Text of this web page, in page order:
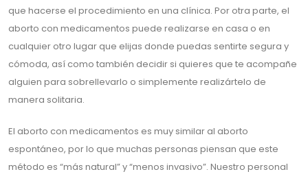
que hacerse el procedimiento en una clínica. Por otra parte, el
aborto con medicamentos puede realizarse en casa o en
cualquier otro lugar que elijas donde puedas sentirte segura y
cómoda, así como también decidir si quieres que te acompañe
alguien para sobrellevarlo o simplemente realizártelo de
manera solitaria.
El aborto con medicamentos es muy similar al aborto
espontáneo, por lo que muchas personas piensan que este
método es “más natural” y “menos invasivo”. Nuestro personal